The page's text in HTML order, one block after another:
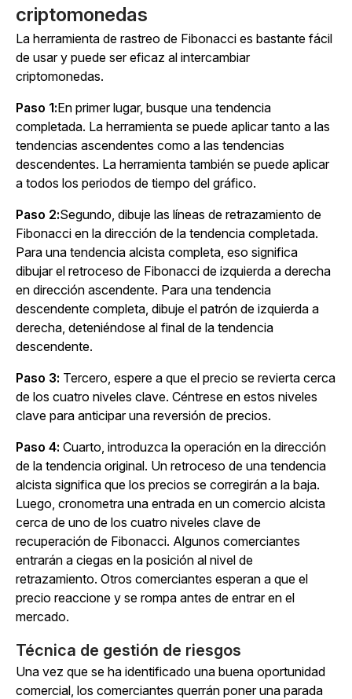
criptomonedas
La herramienta de rastreo de Fibonacci es bastante fácil
de usar y puede ser eficaz al intercambiar
criptomonedas.
Paso 1:En primer lugar, busque una tendencia
completada. La herramienta se puede aplicar tanto a las
tendencias ascendentes como a las tendencias
descendentes. La herramienta también se puede aplicar
a todos los periodos de tiempo del gráfico.
Paso 2:Segundo, dibuje las líneas de retrazamiento de
Fibonacci en la dirección de la tendencia completada.
Para una tendencia alcista completa, eso significa
dibujar el retroceso de Fibonacci de izquierda a derecha
en dirección ascendente. Para una tendencia
descendente completa, dibuje el patrón de izquierda a
derecha, deteniéndose al final de la tendencia
descendente.
Paso 3: Tercero, espere a que el precio se revierta cerca
de los cuatro niveles clave. Céntrese en estos niveles
clave para anticipar una reversión de precios.
Paso 4: Cuarto, introduzca la operación en la dirección
de la tendencia original. Un retroceso de una tendencia
alcista significa que los precios se corregirán a la baja.
Luego, cronometra una entrada en un comercio alcista
cerca de uno de los cuatro niveles clave de
recuperación de Fibonacci. Algunos comerciantes
entrarán a ciegas en la posición al nivel de
retrazamiento. Otros comerciantes esperan a que el
precio reaccione y se rompa antes de entrar en el
mercado.
Técnica de gestión de riesgos
Una vez que se ha identificado una buena oportunidad
comercial, los comerciantes querrán poner una parada